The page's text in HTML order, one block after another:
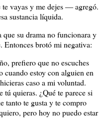
vayas y me dejes ― agregó.
sustancia líquida.
su drama no funcionara y
Entonces brotó mi negativa:
prefiero que no escuches
cuando estoy con alguien en
caso a mi voluntad.
quieras. ¿Qué te parece si
tanto te gusta y te compro
pero hoy no puedo estar